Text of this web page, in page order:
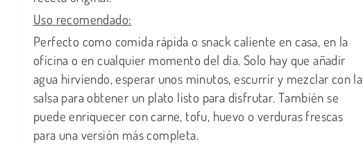
Uso recomendado:
Perfecto como comida rápida o snack caliente en casa, en la
oficina o en cualquier momento del día. Solo hay que añadir
agua hirviendo, esperar unos minutos, escurrir y mezclar con la
salsa para obtener un plato listo para disfrutar. También se
puede enriquecer con carne, tofu, huevo o verduras frescas
para una versión más completa.